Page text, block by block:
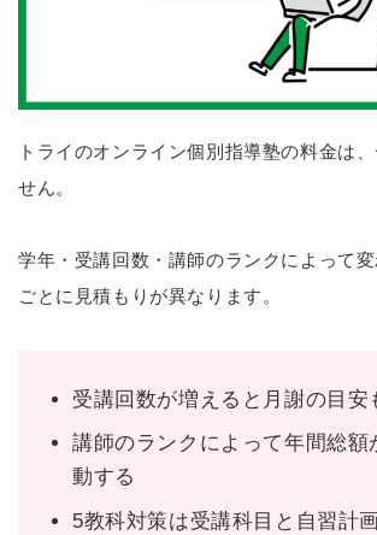
トライのオンライン個別指導塾の料金は
せん。
学年・受講回数・講師のランクによって
ごとに見積もりが異なります。
受講回数が増えると月謝の目安
講師のランクによって年間総額
動する
5教科対策は受講科目と自習計